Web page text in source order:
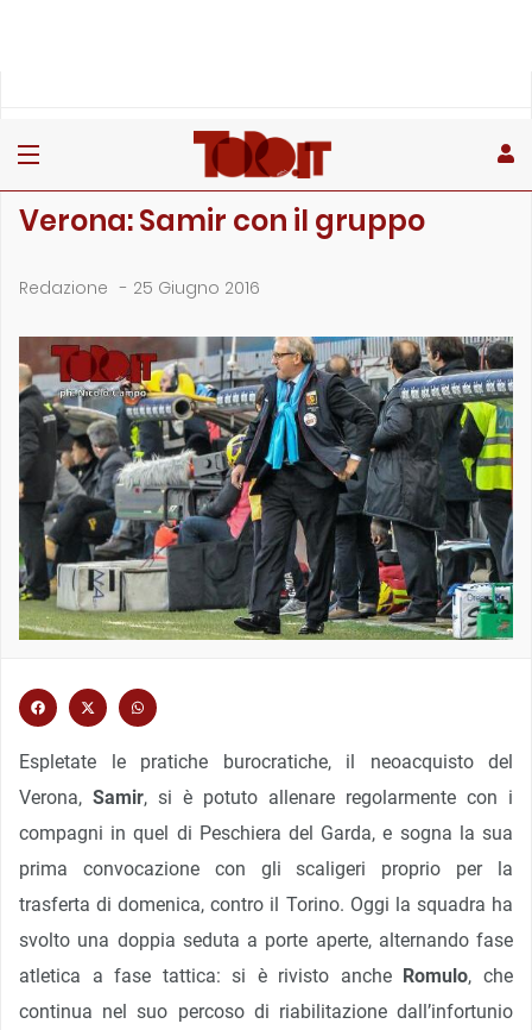
Verona: Samir con il gruppo
Redazione - 25 Giugno 2016
Espletate le pratiche burocratiche, il neoacquisto del
Verona, Samir, si è potuto allenare regolarmente con i
compagni in quel di Peschiera del Garda, e sogna la sua
prima convocazione con gli scaligeri proprio per la
trasferta di domenica, contro il Torino. Oggi la squadra ha
svolto una doppia seduta a porte aperte, alternando fase
atletica a fase tattica: si è rivisto anche
Romulo, che
continua nel suo percoso di riabilitazione dall’infortunio